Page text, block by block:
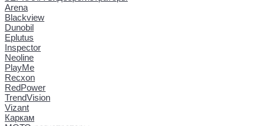
Arena
Blackview
Dunobil
Eplutus
Inspector
Neoline
PlayMe
Recxon
RedPower
TrendVision
Vizant
Каркам